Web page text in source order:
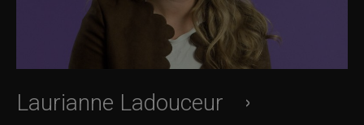
Laurianne Ladouceur